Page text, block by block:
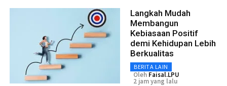
Langkah Mudah
Membangun
Kebiasaan Positif
demi Kehidupan Lebih
Berkualitas
BERITA LAIN
Oleh Faisal.LPU
2 jam yang lalu